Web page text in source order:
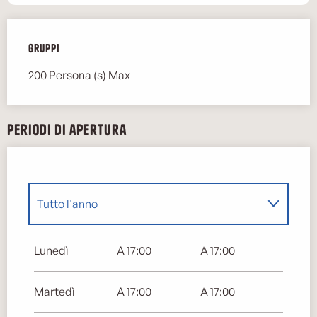
Gruppi
Gruppi
200 Persona (s) Max
Periodi di apertura
Tutto l'anno
Tutto l'anno 2027
Lunedì A 17:00 A 17:00
Martedì A 17:00 A 17:00